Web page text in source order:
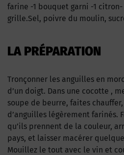
farine -1 bouquet garni -1
grille.Sel, poivre du moulin,
LA PRÉPARATION
Tronçonner les anguilles en
d’un doigt. Dans une cocotte ,
soupe de beurre, faites
d’anguilles légèrement farinés.
qu’ils prennent de la couleur,
pays, et laisser macérer
Mouillez le tout avec le vin et